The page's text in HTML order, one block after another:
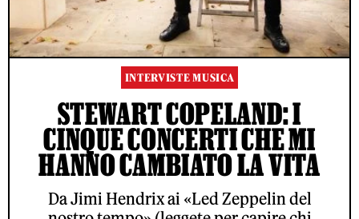
INTERVISTE MUSICA
STEWART COPELAND: I
CINQUE CONCERTI CHE MI
HANNO CAMBIATO LA VITA
Da Jimi Hendrix ai «Led Zeppelin del